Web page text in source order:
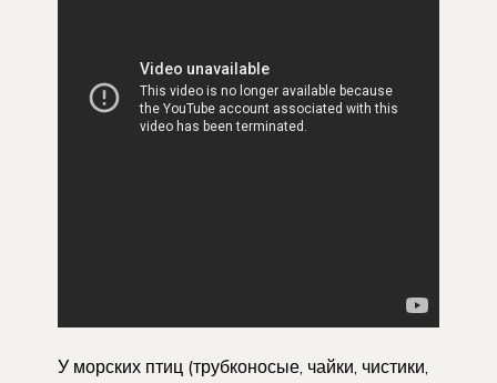
У морских птиц (трубконосые, чайки, чистики,